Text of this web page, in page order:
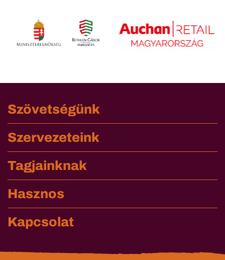
Szövetségünk
Szervezeteink
Tagjainknak
Hasznos
Kapcsolat